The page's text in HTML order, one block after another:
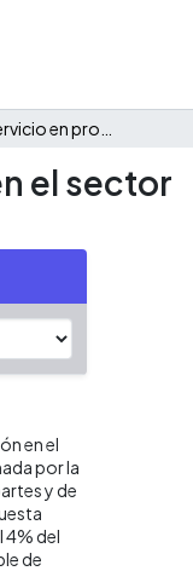
el sector
en el
por la
y de
4% del
de